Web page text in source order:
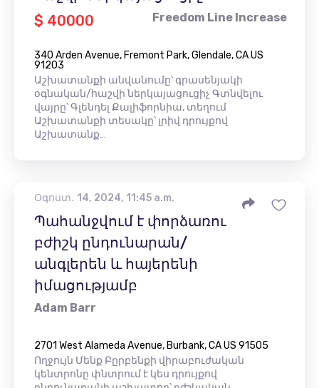
$ 40000
Freedom Line Increase
340 Arden Avenue, Fremont Park, Glendale, CA US
91203
Աշխատանքի անվանումը՝ գրասենյակի
օգնական/հաշվի ներկայացուցիչ Գտնվելու
վայրը՝ Գլենդել Քալիֆորնիա, տեղում
Աշխատանքի տեսակը՝ լրիվ դրույքով
Աշխատանք…
Օգոստ․ 14, 2024, 11:45 a.m.
Պահանջվում է փորձառու
բժիշկ ընդունարան/
անգլերեն և հայերենի
իմացությամբ
Adam Barr
2701 West Alameda Avenue, Burbank, CA US 91505
Ողջույն Մենք Բըրբենքի վիրաբուժական
կենտրոնը փնտրում է կես դրույքով